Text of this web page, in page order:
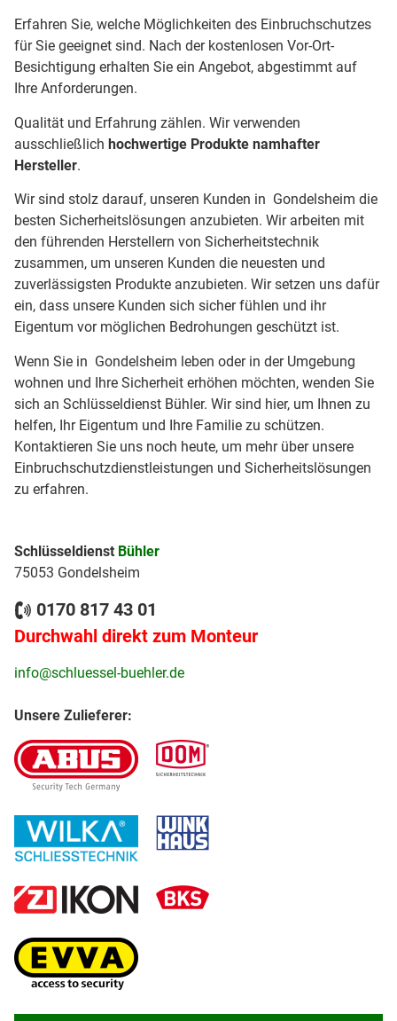
Erfahren Sie, welche Möglichkeiten des Einbruchschutzes
für Sie geeignet sind. Nach der kostenlosen Vor-Ort-
Besichtigung erhalten Sie ein Angebot, abgestimmt auf
Ihre Anforderungen.
Qualität und Erfahrung zählen. Wir verwenden
ausschließlich hochwertige Produkte namhafter
Hersteller.
Wir sind stolz darauf, unseren Kunden in Gondelsheim die
besten Sicherheitslösungen anzubieten. Wir arbeiten mit
den führenden Herstellern von Sicherheitstechnik
zusammen, um unseren Kunden die neuesten und
zuverlässigsten Produkte anzubieten. Wir setzen uns dafür
ein, dass unsere Kunden sich sicher fühlen und ihr
Eigentum vor möglichen Bedrohungen geschützt ist.
Wenn Sie in Gondelsheim leben oder in der Umgebung
wohnen und Ihre Sicherheit erhöhen möchten, wenden Sie
sich an Schlüsseldienst Bühler. Wir sind hier, um Ihnen zu
helfen, Ihr Eigentum und Ihre Familie zu schützen.
Kontaktieren Sie uns noch heute, um mehr über unsere
Einbruchschutzdienstleistungen und Sicherheitslösungen
zu erfahren.
Schlüsseldienst Bühler
75053 Gondelsheim
0170 817 43 01
Durchwahl direkt zum Monteur
info@schluessel-buehler.de
Unsere Zulieferer: